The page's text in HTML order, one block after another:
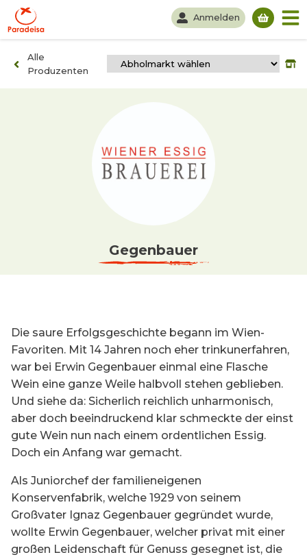
Anmelden
Alle
Produzenten
Gegenbauer
Die saure Erfolgsgeschichte begann im Wien-
Favoriten. Mit 14 Jahren noch eher trinkunerfahren,
war bei Erwin Gegenbauer einmal eine Flasche
Wein eine ganze Weile halbvoll stehen geblieben.
Und siehe da: Sicherlich reichlich unharmonisch,
aber doch beeindruckend klar schmeckte der einst
gute Wein nun nach einem ordentlichen Essig.
Doch ein Anfang war gemacht.
Als Juniorchef der familieneigenen
Konservenfabrik, welche 1929 von seinem
Großvater Ignaz Gegenbauer gegründet wurde,
wollte Erwin Gegenbauer, welcher privat mit einer
großen Leidenschaft für Genuss gesegnet ist, die